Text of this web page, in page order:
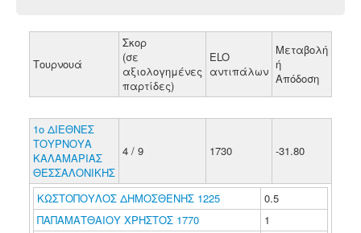
Τουρνουά
Σκορ
(σε
αξιολογημένες
παρτίδες)
ELO
αντιπάλων
Μεταβολή
ή
Απόδοση
1ο ΔΙΕΘΝΕΣ
ΤΟΥΡΝΟΥΑ
ΚΑΛΑΜΑΡΙΑΣ
ΘΕΣΣΑΛΟΝΙΚΗΣ
4 / 9 1730 -31.80
ΚΩΣΤΟΠΟΥΛΟΣ ΔΗΜΟΣΘΕΝΗΣ 1225
0.5
ΠΑΠΑΜΑΤΘΑΙΟΥ ΧΡΗΣΤΟΣ 1770
1